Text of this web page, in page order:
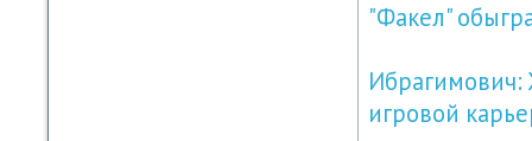
"Факел"
игровой